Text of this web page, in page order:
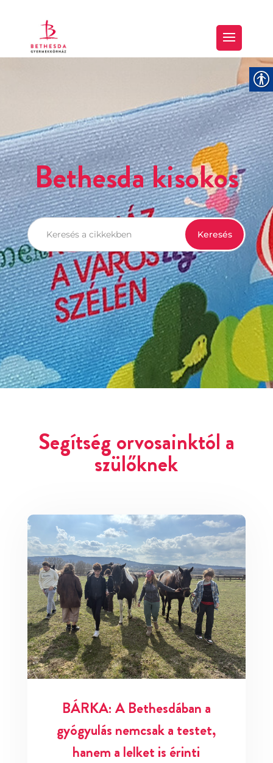
Bethesda kisokos
Segítség orvosainktól a
szülőknek
BÁRKA: A Bethesdában a
gyógyulás nemcsak a testet,
hanem a lelket is érinti